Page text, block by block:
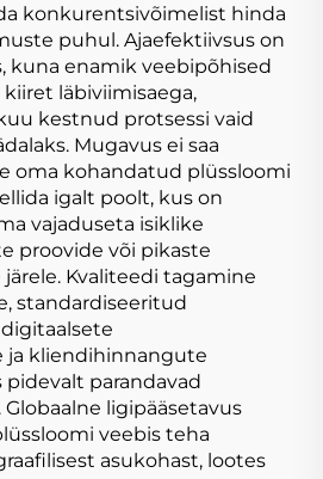
konkurentsivõimelist hinda
puhul. Ajaefektiivsus on
kuna enamik veebipõhised
läbiviimisaega,
kestnud protsessi vaid
Mugavus ei saa
oma kohandatud plüssloomi
igalt poolt, kus on
vajaduseta isiklike
proovide või pikaste
Kvaliteedi tagamine
standardiseeritud
ja kliendihinnangute
parandavad
ligipääsetavus
veebis teha
asukohast, lootes